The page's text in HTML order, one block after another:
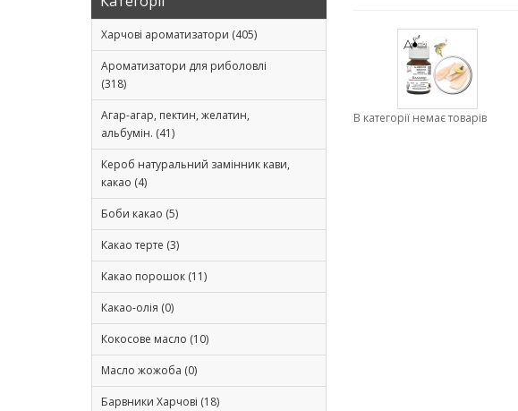
Харчові ароматизатори (405)
Ароматизатори для риболовлі
(318)
Агар-агар, пектин, желатин,
альбумін. (41)
Кероб натуральний замінник кави,
какао (4)
Боби какао (5)
Какао терте (3)
Какао порошок (11)
Какао-олія (0)
Кокосове масло (10)
Масло жожоба (0)
Барвники Харчові (18)
В категорії немає товарів